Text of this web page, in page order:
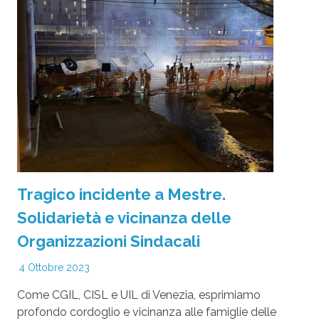
Tragico incidente a Mestre.
Solidarietà e vicinanza delle
Organizzazioni Sindacali
4 Ottobre 2023
Come CGIL, CISL e UIL di Venezia, esprimiamo
profondo cordoglio e vicinanza alle famiglie delle